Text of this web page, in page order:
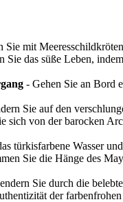
Sie mit
Sie das süße Leben,
- Gehen Sie an Bord
Sie auf den
sich von der barocken
türkisfarbene Wasser
Sie die Hänge des
Sie durch die
der